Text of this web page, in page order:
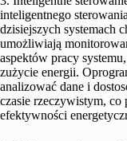
inteligentnego
dzisiejszych systemach
umożliwiają
aspektów pracy
zużycie energii.
analizować dane i
czasie rzeczywistym,
efektywności